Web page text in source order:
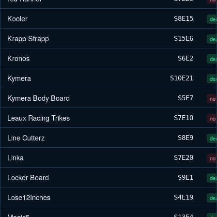
Kooler S8E15
Krapp Strapp S15E6
Kronos S6E2
Kymera S10E21
Kymera Body Board S5E7 no
Leaux Racing Trikes S7E10 no
Line Cutterz S8E9
Linka S7E20 no
Locker Board S9E1
Lose12Inches S4E19